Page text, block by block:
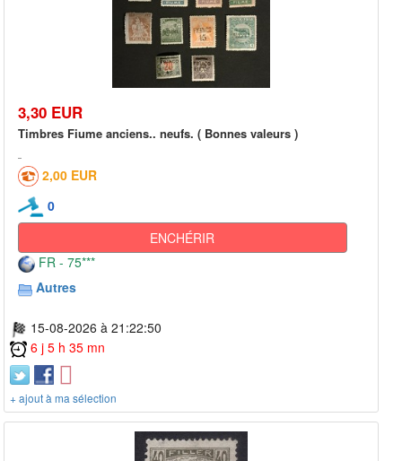
3,30 EUR
Timbres Fiume anciens.. neufs. ( Bonnes valeurs )
2,00 EUR
0
ENCHÉRIR
FR - 75***
Autres
15-08-2026 à 21:22:50
6 j 5 h 35 mn
+ ajout à ma sélection